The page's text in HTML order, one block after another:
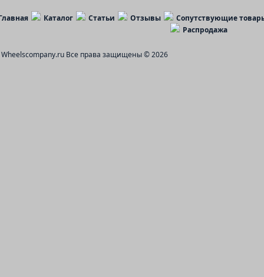
Каталог Статьи Отзывы
Сопутствующие
Распродажа
Wheelscompany.ru Все права защищены © 2026